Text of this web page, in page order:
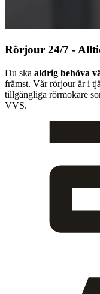
Rörjour 24/7 -
Du ska aldrig behöva
främst. Vår rörjour är i
tillgängliga rörmokare
VVS.